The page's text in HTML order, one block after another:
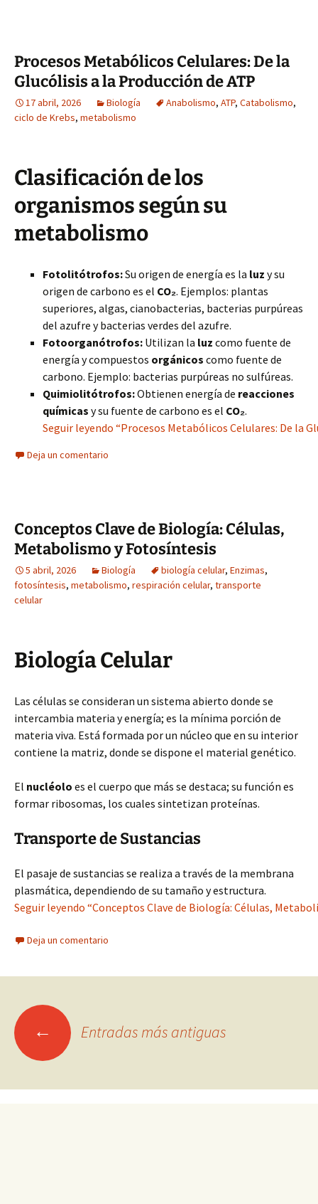
Procesos Metabólicos Celulares: De la
Glucólisis a la Producción de ATP
17 abril, 2026 Biología Anabolismo, ATP, Catabolismo,
ciclo de Krebs, metabolismo
Clasificación de los
organismos según su
metabolismo
Fotolitótrofos:Su origen de energía es la luz y su
origen de carbono es el CO₂. Ejemplos: plantas
superiores, algas, cianobacterias, bacterias purpúreas
del azufre y bacterias verdes del azufre.
Fotoorganótrofos: Utilizan la luz como fuente de
energía y compuestos orgánicos como fuente de
carbono. Ejemplo: bacterias purpúreas no sulfúreas.
Quimiolitótrofos:Obtienen energía de reacciones
químicas y su fuente de carbono es el CO₂.
Seguir leyendo “Procesos Metabólicos Celulares: De la
Deja un comentario
Conceptos Clave de Biología: Células,
Metabolismo y Fotosíntesis
5 abril, 2026 Biología biología celular, Enzimas,
fotosíntesis, metabolismo, respiración celular, transporte
celular
Biología Celular
Las células se consideran un sistema abierto donde se
intercambia materia y energía; es la mínima porción de
materia viva. Está formada por un núcleo que en su interior
contiene la matriz, donde se dispone el material genético.
El nucléolo es el cuerpo que más se destaca; su función es
formar ribosomas, los cuales sintetizan proteínas.
Transporte de Sustancias
El pasaje de sustancias se realiza a través de la membrana
plasmática, dependiendo de su tamaño y estructura.
Seguir leyendo “Conceptos Clave de Biología: Células,
Deja un comentario
Ir ← Entradas más antiguas